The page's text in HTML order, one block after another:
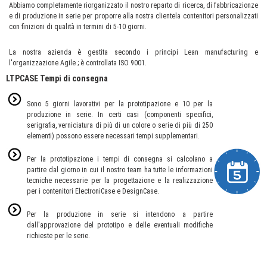
Abbiamo completamente riorganizzato il nostro reparto di ricerca, di fabbricazionze
e di produzione in serie per proporre alla nostra clientela contenitori personalizzati
con finizioni di qualità in termini di 5-10 giorni.
La nostra azienda è gestita secondo i principi Lean manufacturing e
l'organizzazione Agile ; è controllata ISO 9001.
LTPCASE Tempi di consegna
Sono 5 giorni lavorativi per la prototipazione e 10 per la
produzione in serie. In certi casi (componenti specifici,
serigrafia, verniciatura di più di un colore o serie di più di 250
elementi) possono essere necessari tempi supplementari.
Per la prototipazione i tempi di consegna si calcolano a
partire dal giorno in cui il nostro team ha tutte le informazioni
tecniche necessarie per la progettazione e la realizzazione
per i contenitori ElectroniCase e DesignCase.
Per la produzione in serie si intendono a partire
dall'approvazione del prototipo e delle eventuali modifiche
richieste per le serie.